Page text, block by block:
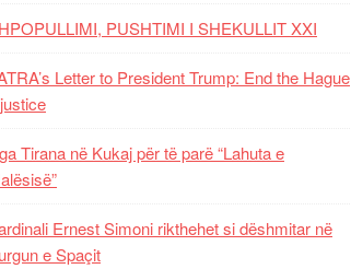
PUSHTIMI I SHEKULLIT XXI
Letter to President Trump: End the Hague
Tirana në Kukaj për të parë “Lahuta e
Ernest Simoni rikthehet si dëshmitar në
e Spaçit